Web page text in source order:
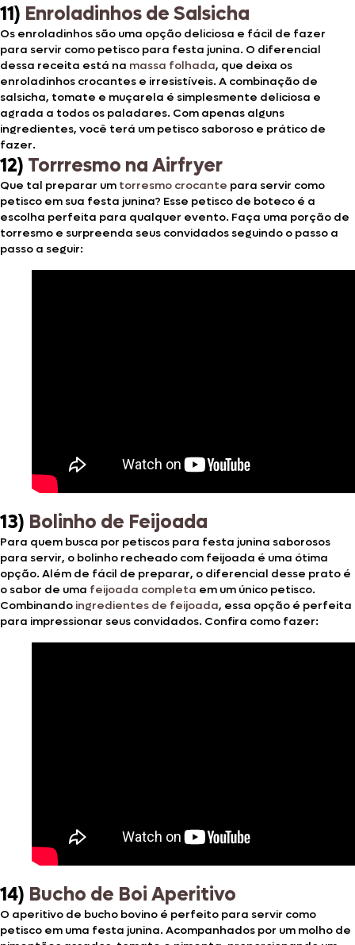
11) Enroladinhos de Salsicha
Os enroladinhos são uma opção deliciosa e fácil de fazer
para servir como petisco para festa junina. O diferencial
dessa receita está na massa folhada, que deixa os
enroladinhos crocantes e irresistíveis. A combinação de
salsicha, tomate e muçarela é simplesmente deliciosa e
agrada a todos os paladares. Com apenas alguns
ingredientes, você terá um petisco saboroso e prático de
fazer.
12) Torrresmo na Airfryer
Que tal preparar um torresmo crocante para servir como
petisco em sua festa junina? Esse petisco de boteco é a
escolha perfeita para qualquer evento. Faça uma porção de
torresmo e surpreenda seus convidados seguindo o passo a
passo a seguir:
13) Bolinho de Feijoada
Para quem busca por petiscos para festa junina saborosos
para servir, o bolinho recheado com feijoada é uma ótima
opção. Além de fácil de preparar, o diferencial desse prato é
o sabor de uma feijoada completa em um único petisco.
Combinando ingredientes de feijoada, essa opção é perfeita
para impressionar seus convidados. Confira como fazer:
14) Bucho de Boi Aperitivo
O aperitivo de bucho bovino é perfeito para servir como
petisco em uma festa junina. Acompanhados por um molho de